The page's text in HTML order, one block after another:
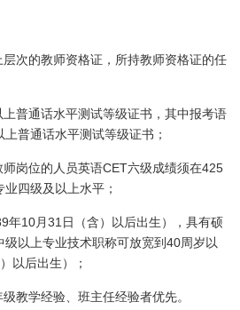
次的教师资格证，所持教师资格证的任
普通话水平测试等级证书，其中报考语
普通话水平测试等级证书；
岗位的人员英语CET六级成绩须在425
四级及以上水平；
年10月 31 日
（含）以后出生），具有硕
以上专业技术职称可放宽到 40周岁以
）以后出生）；
教学经验、班主任经验者优先。